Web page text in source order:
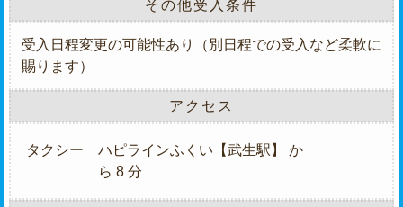
その他受入条件
受入日程変更の可能性あり（別日程での受入など柔軟に
賜ります）
アクセス
タクシー
ハピラインふくい【武生駅】 か
ら 8 分